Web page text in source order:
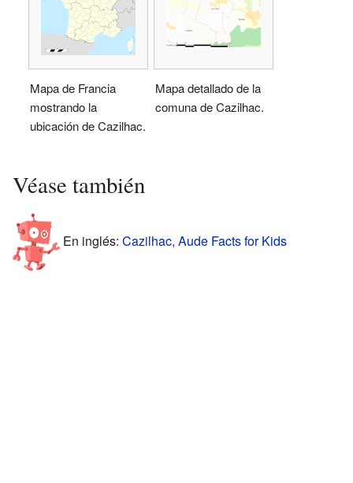
Mapa de Francia
mostrando la
ubicación de Cazilhac.
Mapa detallado de la
comuna de Cazilhac.
Véase también
En inglés: Cazilhac, Aude Facts for Kids